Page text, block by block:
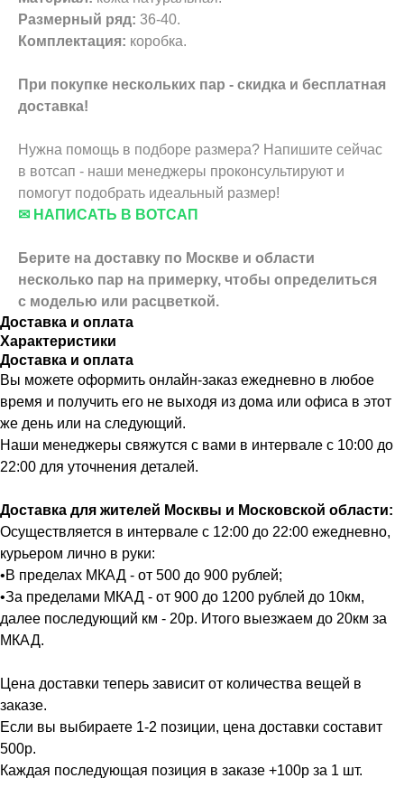
Размерный ряд: 36-40.
Комплектация: коробка.
При покупке нескольких пар - скидка и бесплатная
доставка!
Нужна помощь в подборе размера? Напишите сейчас
в вотсап - наши менеджеры проконсультируют и
помогут подобрать идеальный размер!
✉ НАПИСАТЬ В ВОТСАП
Берите на доставку по Москве и области
несколько пар на примерку, чтобы определиться
с моделью или расцветкой.
Доставка и оплата
Характеристики
Доставка и оплата
Вы можете оформить онлайн-заказ ежедневно в любое
время и получить его не выходя из дома или офиса в этот
же день или на следующий.
Наши менеджеры свяжутся с вами в интервале с 10:00 до
22:00 для уточнения деталей.
Доставка для жителей Москвы и Московской области:
Осуществляется в интервале с 12:00 до 22:00 ежедневно,
курьером лично в руки:
•В пределах МКАД - от 500 до 900 рублей;
•За пределами МКАД - от 900 до 1200 рублей до 10км,
далее последующий км - 20р. Итого выезжаем до 20км за
МКАД.
Цена доставки теперь зависит от количества вещей в
заказе.
Если вы выбираете 1-2 позиции, цена доставки составит
500р.
Каждая последующая позиция в заказе +100р за 1 шт.